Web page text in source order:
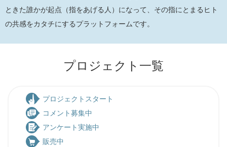
ときた誰かが起点（指をあげる人）になって、その指にとまるヒト
の共感をカタチにするプラットフォームです。
プロジェクト一覧
プロジェクトスタート
コメント募集中
アンケート実施中
販売中